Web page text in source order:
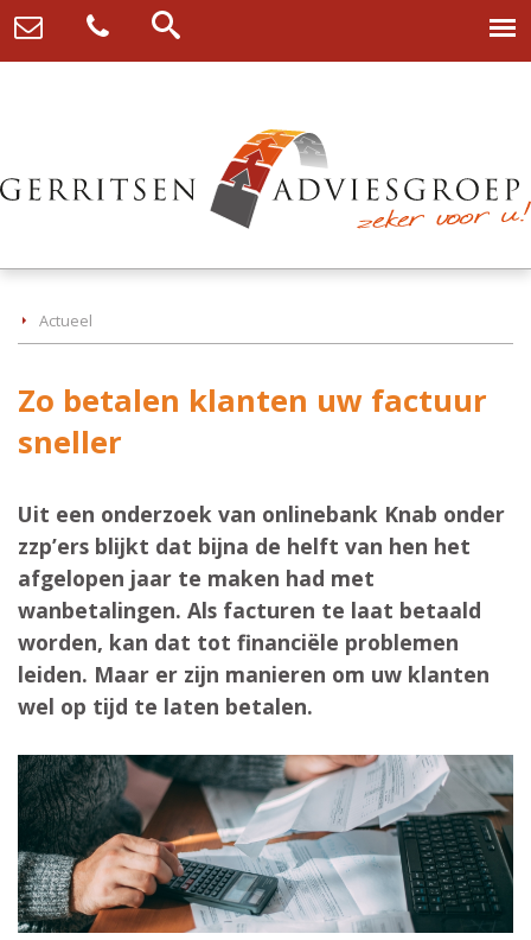
Actueel
Zo betalen klanten uw factuur
sneller
Uit een onderzoek van onlinebank Knab onder
zzp’ers blijkt dat bijna de helft van hen het
afgelopen jaar te maken had met
wanbetalingen. Als facturen te laat betaald
worden, kan dat tot financiële problemen
leiden. Maar er zijn manieren om uw klanten
wel op tijd te laten betalen.